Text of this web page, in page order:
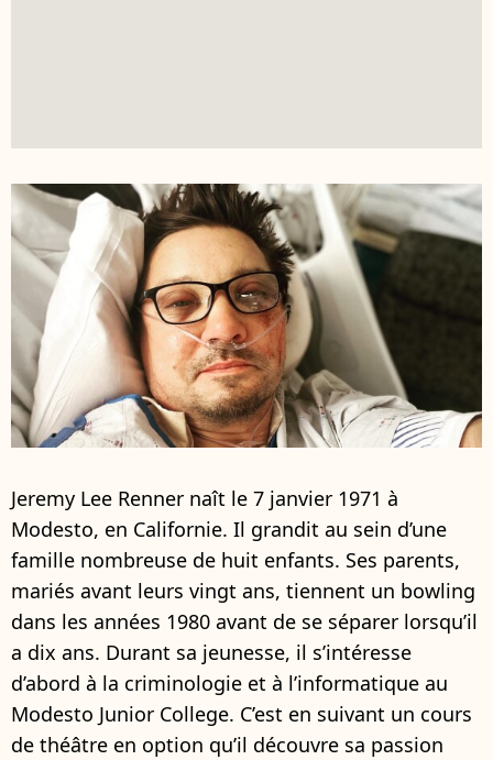
Jeremy Lee Renner naît le 7 janvier 1971 à
Modesto, en Californie. Il grandit au sein d’une
famille nombreuse de huit enfants. Ses parents,
mariés avant leurs vingt ans, tiennent un bowling
dans les années 1980 avant de se séparer lorsqu’il
a dix ans. Durant sa jeunesse, il s’intéresse
d’abord à la criminologie et à l’informatique au
Modesto Junior College. C’est en suivant un cours
de théâtre en option qu’il découvre sa passion